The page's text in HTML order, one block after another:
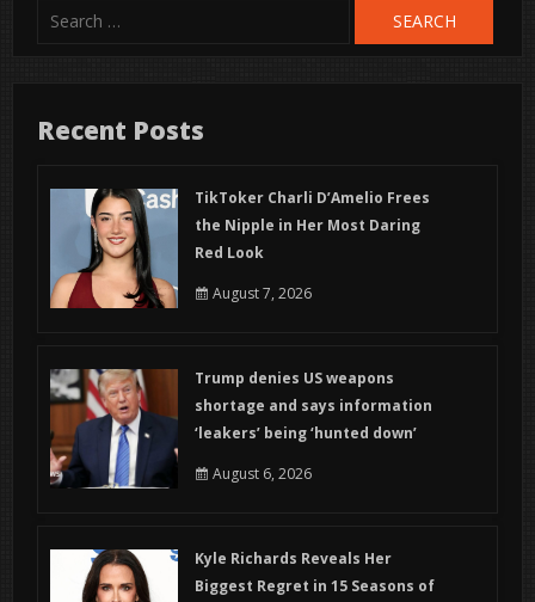
for:
Recent Posts
TikToker Charli D’Amelio Frees
the Nipple in Her Most Daring
Red Look
August 7, 2026
Trump denies US weapons
shortage and says information
‘leakers’ being ‘hunted down’
August 6, 2026
Kyle Richards Reveals Her
Biggest Regret in 15 Seasons of